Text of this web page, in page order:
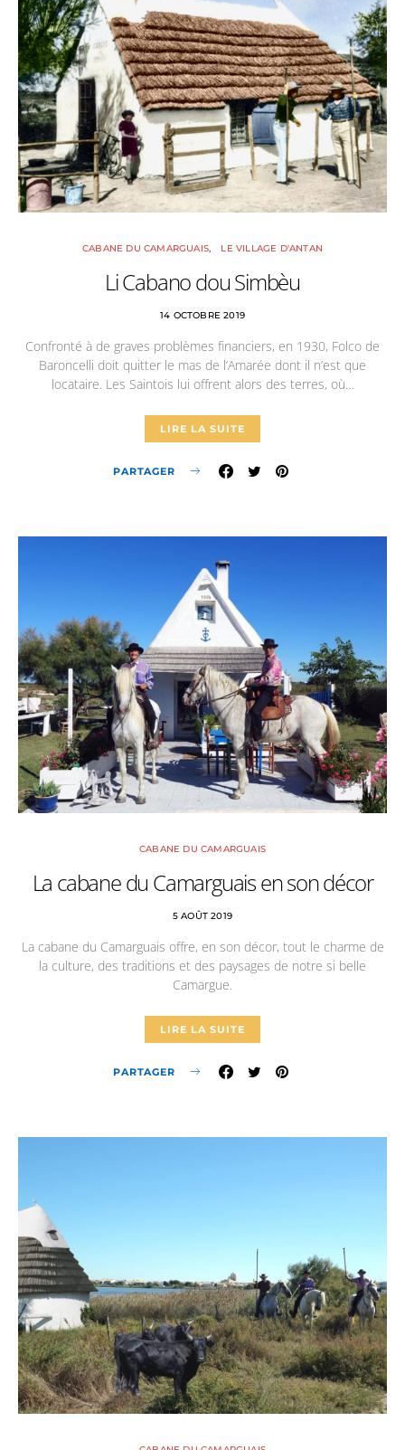
CABANE DU CAMARGUAIS LE VILLAGE D'ANTAN
Li Cabano dou Simbèu
14 OCTOBRE 2019
Confronté à de graves problèmes financiers, en 1930, Folco de
Baroncelli doit quitter le mas de l’Amarée dont il n’est que
locataire. Les Saintois lui offrent alors des terres, où…
LIRE LA SUITE
PARTAGER
CABANE DU CAMARGUAIS
La cabane du Camarguais en son décor
5 AOÛT 2019
La cabane du Camarguais offre, en son décor, tout le charme de
la culture, des traditions et des paysages de notre si belle
Camargue.
LIRE LA SUITE
PARTAGER